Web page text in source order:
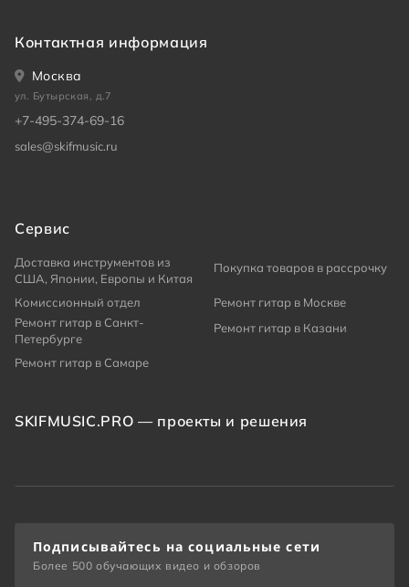
Контактная информация
Москва
ул. Бутырская, д.7
+7-495-374-69-16
sales@skifmusic.ru
Сервис
Доставка инструментов из
США, Японии, Европы и Китая
Покупка товаров в рассрочку
Комиссионный отдел
Ремонт гитар в Москве
Ремонт гитар в Санкт-
Петербурге
Ремонт гитар в Казани
Ремонт гитар в Самаре
SKIFMUSIC.PRO — проекты и решения
Подписывайтесь на социальные сети
Более 500 обучающих видео и обзоров